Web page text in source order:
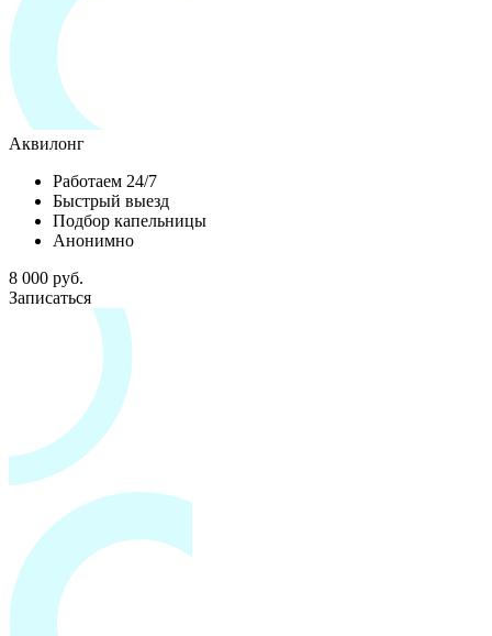
Аквилонг
Работаем 24/7
Быстрый выезд
Подбор капельницы
Анонимно
8 000 руб.
Записаться